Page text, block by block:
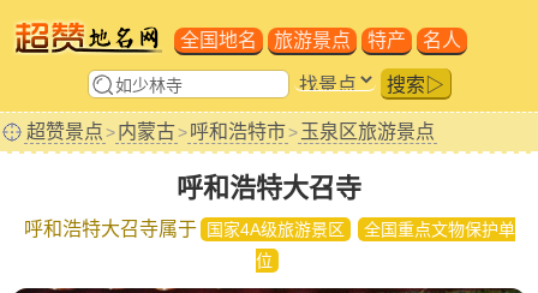
全国地名 旅游景点 特产 名人
搜索▷
超赞景点>内蒙古> 呼和浩特市> 玉泉区旅游景点
呼和浩特大召寺
呼和浩特大召寺属于 国家4A级旅游景区
全国重点文物保护单
位